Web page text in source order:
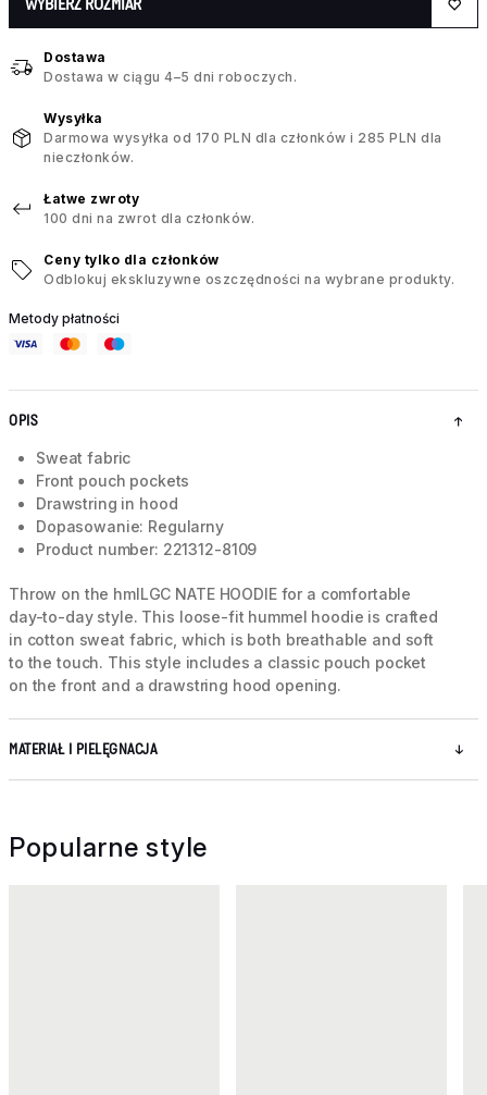
WYBIERZ ROZMIAR
Dostawa
Dostawa w ciągu 4–5 dni roboczych.
Wysyłka
Darmowa wysyłka od 170 PLN dla członków i 285 PLN dla
nieczłonków.
Łatwe zwroty
100 dni na zwrot dla członków.
Ceny tylko dla członków
Odblokuj ekskluzywne oszczędności na wybrane produkty.
Metody płatności
OPIS
Sweat fabric
Front pouch pockets
Drawstring in hood
Dopasowanie: Regularny
Product number: 221312-8109
Throw on the hmlLGC NATE HOODIE for a comfortable
day-to-day style. This loose-fit hummel hoodie is crafted
in cotton sweat fabric, which is both breathable and soft
to the touch. This style includes a classic pouch pocket
on the front and a drawstring hood opening.
MATERIAŁ I PIELĘGNACJA
Popularne style